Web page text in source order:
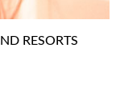
RESORTS